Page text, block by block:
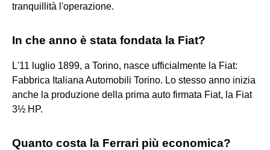
tranquillità l'operazione.
In che anno è stata fondata la Fiat?
L'11 luglio 1899, a Torino, nasce ufficialmente la Fiat:
Fabbrica Italiana Automobili Torino. Lo stesso anno inizia
anche la produzione della prima auto firmata Fiat, la Fiat
3½ HP.
Quanto costa la Ferrari più economica?